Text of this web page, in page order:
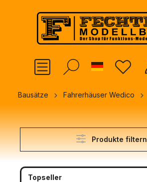
springen
German
Bausätze Fahrerhäuser Wedico
Produkte filtern